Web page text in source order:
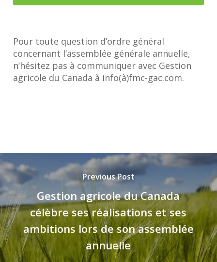
Pour toute question d’ordre général
concernant l’assemblée générale annuelle,
n’hésitez pas à communiquer avec Gestion
agricole du Canada à info(à)fmc-gac.com.
Previous Post
Gestion agricole du Canada
célèbre ses réalisations et ses
ambitions lors de son assemblée
annuelle